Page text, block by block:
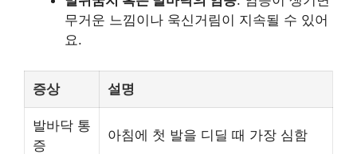
무거운 느낌이나 욱신거림이 지속될 수 있어
요.
증상 설명
발바닥 통
증
아침에 첫 발을 디딜 때 가장 심함